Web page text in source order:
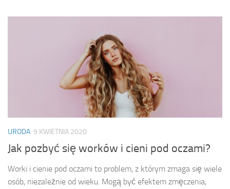
URODA 9 KWIETNIA 2020
Jak pozbyć się worków i cieni pod oczami?
Worki i cienie pod oczami to problem, z którym zmaga się wiele
osób, niezależnie od wieku. Mogą być efektem zmęczenia,